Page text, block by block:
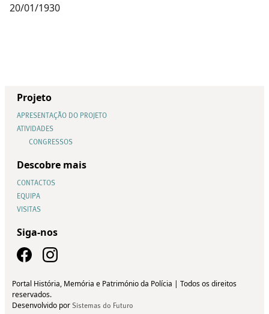
20/01/1930
Projeto
APRESENTAÇÃO DO PROJETO
ATIVIDADES
CONGRESSOS
Descobre mais
CONTACTOS
EQUIPA
VISITAS
Siga-nos
Portal História, Memória e Património da Polícia | Todos os direitos
reservados.
Desenvolvido por Sistemas do Futuro